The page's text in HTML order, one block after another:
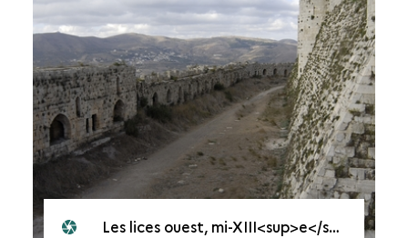
Les lices ouest, mi-XIII<sup>e</sup> siècle